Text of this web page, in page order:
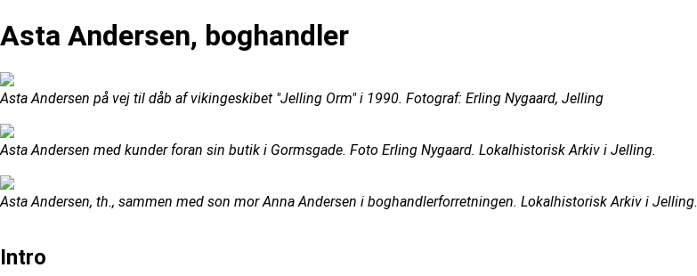
Asta Andersen, boghandler
Asta Andersen på vej til dåb af vikingeskibet "Jelling Orm" i 1990. Fotograf: Erling Nygaard, Jelling
Asta Andersen med kunder foran sin butik i Gormsgade. Foto Erling Nygaard. Lokalhistorisk Arkiv i Jelling.
Asta Andersen, th., sammen med son mor Anna Andersen i boghandlerforretningen. Lokalhistorisk Arkiv i Jelling.
Intro